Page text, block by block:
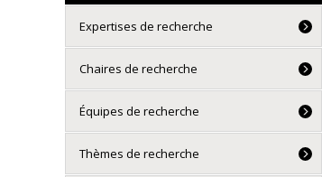
Expertises de recherche
Chaires de recherche
Équipes de recherche
Thèmes de recherche